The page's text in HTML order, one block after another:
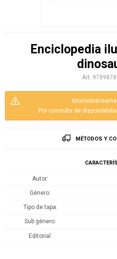
Enciclopedia
Por consulta de
MÉTODOS Y
Autor
Género
Tipo de tapa
Sub género
Editorial